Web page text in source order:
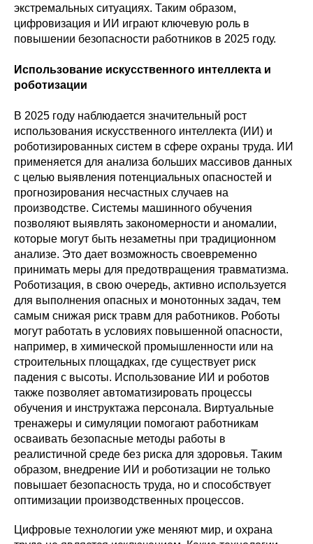
экстремальных ситуациях. Таким образом,
цифровизация и ИИ играют ключевую роль в
повышении безопасности работников в 2025 году.
Использование искусственного интеллекта и
роботизации
В 2025 году наблюдается значительный рост
использования искусственного интеллекта (ИИ) и
роботизированных систем в сфере охраны труда. ИИ
применяется для анализа больших массивов данных
с целью выявления потенциальных опасностей и
прогнозирования несчастных случаев на
производстве. Системы машинного обучения
позволяют выявлять закономерности и аномалии,
которые могут быть незаметны при традиционном
анализе. Это дает возможность своевременно
принимать меры для предотвращения травматизма.
Роботизация, в свою очередь, активно используется
для выполнения опасных и монотонных задач, тем
самым снижая риск травм для работников. Роботы
могут работать в условиях повышенной опасности,
например, в химической промышленности или на
строительных площадках, где существует риск
падения с высоты. Использование ИИ и роботов
также позволяет автоматизировать процессы
обучения и инструктажа персонала. Виртуальные
тренажеры и симуляции помогают работникам
осваивать безопасные методы работы в
реалистичной среде без риска для здоровья. Таким
образом, внедрение ИИ и роботизации не только
повышает безопасность труда, но и способствует
оптимизации производственных процессов.
Цифровые технологии уже меняют мир, и охрана